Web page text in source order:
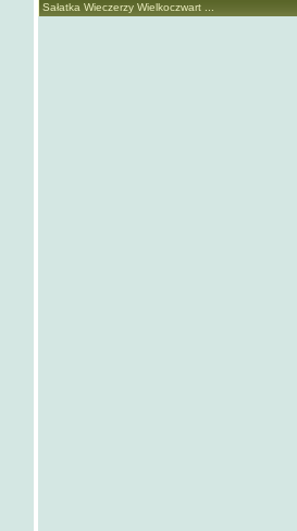
Sałatka Wieczerzy Wielkoczwart ...